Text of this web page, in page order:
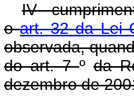
IV -
oart. 32 da Lei
observada,
do art. 7ºda
dezembro de